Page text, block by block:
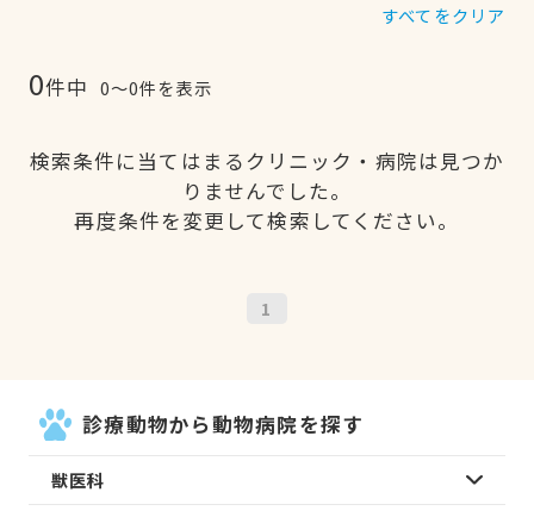
すべてをクリア
0件中 0〜0件を表示
検索条件に当てはまるクリニック・病院は見つか
りませんでした。
再度条件を変更して検索してください。
1
診療動物から動物病院を探す
獣医科